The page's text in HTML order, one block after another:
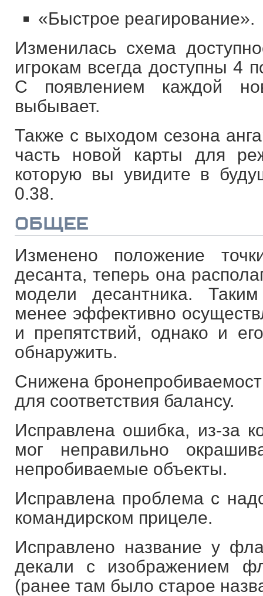
«Быстрое реагирование».
Изменилась схема
игрокам всегда доступны 4
С появлением каждой
выбывает.
Также с выходом сезона
часть новой карты для
которую вы увидите в
0.38.
ОБЩЕЕ
Изменено положение
десанта, теперь она
модели десантника.
менее эффективно
и препятствий, однако и
обнаружить.
Снижена
для соответствия балансу.
Исправлена ошибка, из-за
мог неправильно
непробиваемые объекты.
Исправлена проблема с
командирском прицеле.
Исправлено название у
декали с изображением
(ранее там было старое